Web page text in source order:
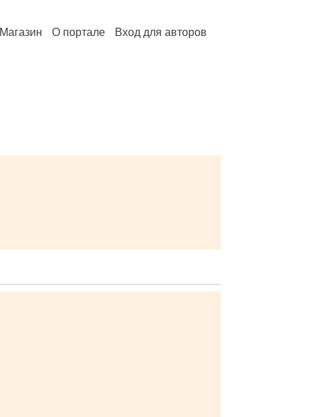
Магазин О портале Вход для авторов